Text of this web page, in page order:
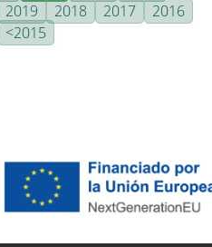
2019 2018 2017
2016
<2015